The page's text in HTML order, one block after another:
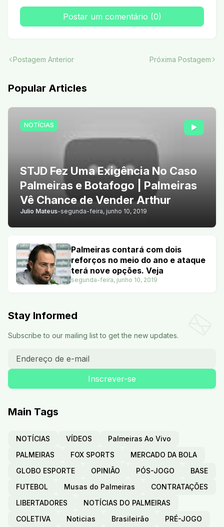
Postar um comentário (0)
Postagem Anterior Próxima Postagem
Popular Articles
NOTÍCIAS
STJD Fez Uma Exigência No Caso
Palmeiras e Botafogo | Palmeiras
Vê Chance de Vender Arthur
Julio Mateus-segunda-feira, junho 10, 2019
Palmeiras contará com dois
reforços no meio do ano e ataque
terá nove opções. Veja
segunda-feira, junho 10, 2019
Stay Informed
Subscribe to our mailing list to get the new updates.
Main Tags
NOTÍCIAS VÍDEOS
Palmeiras Ao Vivo
PALMEIRAS
FOX SPORTS
MERCADO DA BOLA
GLOBO ESPORTE
OPINIÃO PÓS-JOGO
BASE
FUTEBOL
Musas do Palmeiras
CONTRATAÇÕES
LIBERTADORES
NOTÍCIAS DO PALMEIRAS
COLETIVA
Noticias Brasileirão
PRÉ-JOGO